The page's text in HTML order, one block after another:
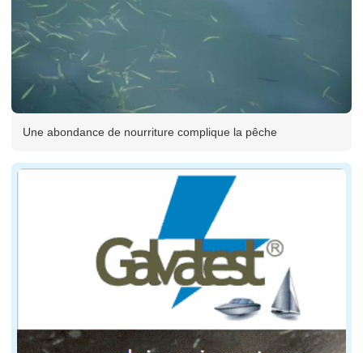
Une abondance de nourriture complique la pêche